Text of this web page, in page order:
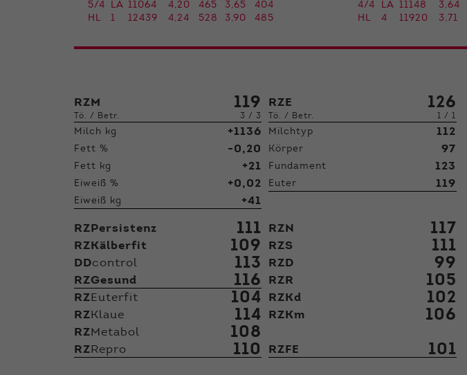
5/4
LA 11064 4,20 465 3,65
404
HL
1 12439 4,24 528 3,90 485
4/4
LA 11148 3,64
HL
4 11920 3,71
RZM 119
Tö. / Betr. 3 / 3
Milch kg +1136
Fett % -0,20
Fett kg +21
Eiweiß % +0,02
Eiweiß kg +41
RZE 126
Tö. / Betr. 1 / 1
Milchtyp 112
Körper 97
Fundament 123
Euter 119
RZPersistenz 111
RZKälberfit 109
DDcontrol 113
RZGesund 116
RZEuterfit 104
RZKlaue 114
RZMetabol 108
RZRepro 110
RZN 117
RZS 111
RZD 99
RZR 105
RZKd 102
RZKm 106
RZFE 101